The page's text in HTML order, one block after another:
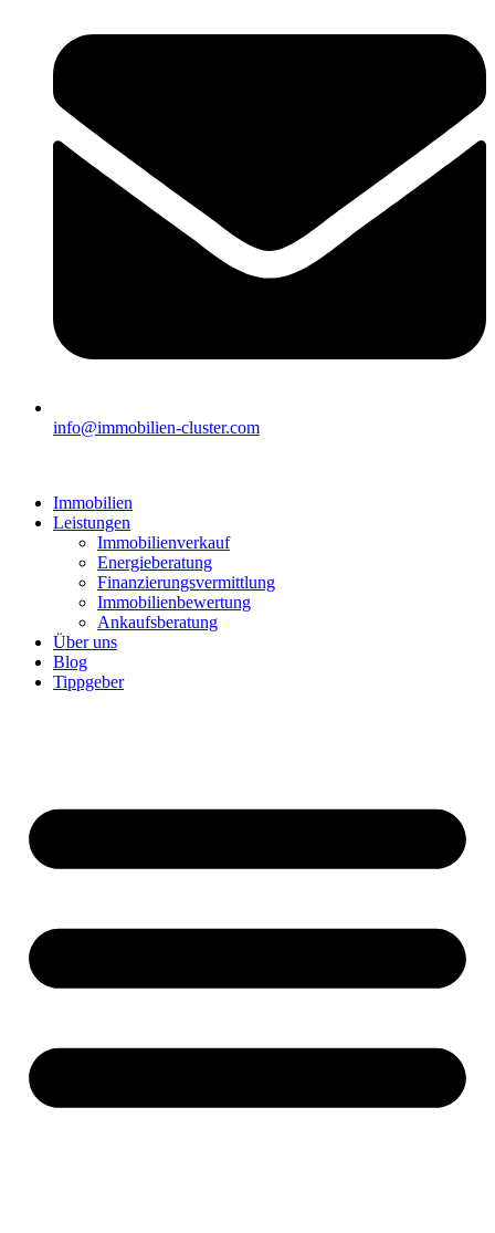
info@immobilien-cluster.com
Immobilien
Leistungen
Immobilienverkauf
Energieberatung
Finanzierungsvermittlung
Immobilienbewertung
Ankaufsberatung
Über uns
Blog
Tippgeber